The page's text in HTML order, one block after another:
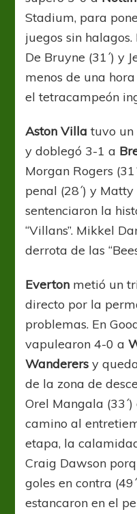
Stadium, para
juegos sin halagos.
De Bruyne (31´) y
menos de una
el tetracampeón
Aston Villa tuvo
y doblegó 3-1 a
Morgan Rogers
penal (28´) y Matty
sentenciaron la
“Villans”. Mikkel
derrota de las
Everton metió un
directo por la
problemas. En
vapulearon 4-0 a
Wanderers y
de la zona de
Orel Mangala
camino al
etapa, la
Craig Dawson
goles en contra
estancaron en el